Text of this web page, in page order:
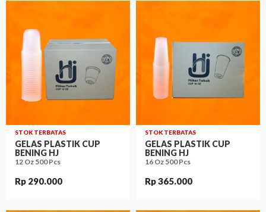
STOK TERBATAS
GELAS PLASTIK CUP
BENING HJ
12 Oz 500 Pcs
Rp 290.000
STOK TERBATAS
GELAS PLASTIK CUP
BENING HJ
16 Oz 500 Pcs
Rp 365.000